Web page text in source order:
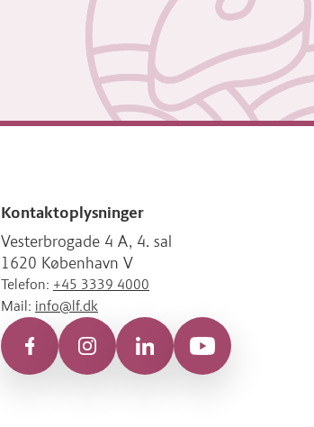
Kontaktoplysninger
Vesterbrogade 4 A, 4. sal
1620 København V
Telefon: +45 3339 4000
Mail: info@lf.dk
FacebookInstagramLinkedIn YouTube